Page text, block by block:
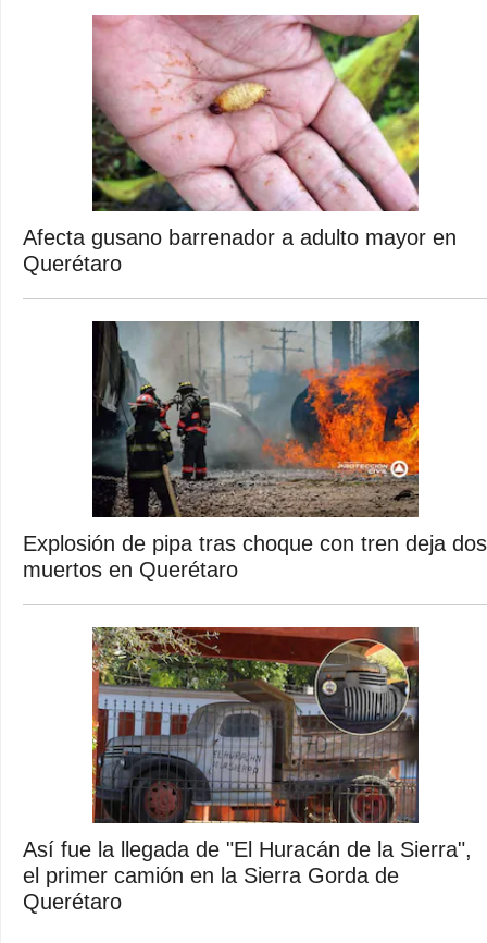
Afecta gusano barrenador a adulto mayor en
Querétaro
Explosión de pipa tras choque con tren deja dos
muertos en Querétaro
Así fue la llegada de "El Huracán de la Sierra",
el primer camión en la Sierra Gorda de
Querétaro